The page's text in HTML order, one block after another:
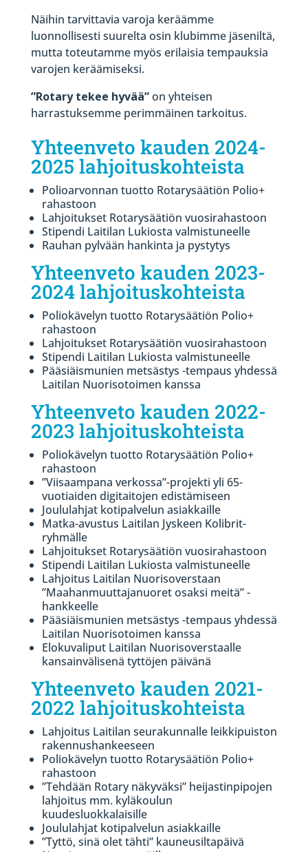
Näihin tarvittavia varoja keräämme
luonnollisesti suurelta osin klubimme jäseniltä,
mutta toteutamme myös erilaisia tempauksia
varojen keräämiseksi.
”Rotary tekee hyvää”on yhteisen
harrastuksemme perimmäinen tarkoitus.
Yhteenveto kauden 2024-
2025 lahjoituskohteista
Polioarvonnan tuotto Rotarysäätiön Polio+
rahastoon
Lahjoitukset Rotarysäätiön vuosirahastoon
Stipendi Laitilan Lukiosta valmistuneelle
Rauhan pylvään hankinta ja pystytys
Yhteenveto kauden 2023-
2024 lahjoituskohteista
Poliokävelyn tuotto Rotarysäätiön Polio+
rahastoon
Lahjoitukset Rotarysäätiön vuosirahastoon
Stipendi Laitilan Lukiosta valmistuneelle
Pääsiäismunien metsästys -tempaus yhdessä
Laitilan Nuorisotoimen kanssa
Yhteenveto kauden 2022-
2023 lahjoituskohteista
Poliokävelyn tuotto Rotarysäätiön Polio+
rahastoon
”Viisaampana verkossa”-projekti yli 65-
vuotiaiden digitaitojen edistämiseen
Joululahjat kotipalvelun asiakkaille
Matka-avustus Laitilan Jyskeen Kolibrit-
ryhmälle
Lahjoitukset Rotarysäätiön vuosirahastoon
Stipendi Laitilan Lukiosta valmistuneelle
Lahjoitus Laitilan Nuorisoverstaan
”Maahanmuuttajanuoret osaksi meitä” -
hankkeelle
Pääsiäismunien metsästys -tempaus yhdessä
Laitilan Nuorisotoimen kanssa
Elokuvaliput Laitilan Nuorisoverstaalle
kansainvälisenä tyttöjen päivänä
Yhteenveto kauden 2021-
2022 lahjoituskohteista
Lahjoitus Laitilan seurakunnalle leikkipuiston
rakennushankeeseen
Poliokävelyn tuotto Rotarysäätiön Polio+
rahastoon
”Tehdään Rotary näkyväksi” heijastinpipojen
lahjoitus mm. kyläkoulun
kuudesluokkalaisille
Joululahjat kotipalvelun asiakkaille
”Tyttö, sinä olet tähti” kauneusiltapäivä